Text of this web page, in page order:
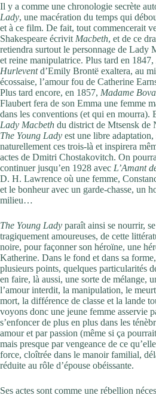
Il y a comme une chronologie secrète
Lady, une macération du temps qui
et à ce film. De fait, tout commencerait
Shakespeare écrivit Macbeth, et de ce
retiendra surtout le personnage de Lady
et reine manipulatrice. Plus tard en 1847,
Hurleventd’Emily Brontë exaltera, au
écossaise, l’amour fou de Catherine
Plus tard encore, en 1857, Madame
Flaubert fera de son Emma une femme
dans les conventions (et qui en mourra).
Lady Macbeth du district de Mtsensk
The Young Lady est une libre
naturellement ces trois-là et inspirera
actes de Dmitri Chostakovitch. On
continuer jusqu’en 1928 avec L’Amant
D. H. Lawrence où une femme,
et le bonheur avec un garde-chasse, un
milieu…
The Young Lady paraît ainsi se nourrir,
tragiquement amoureuses, de cette
noire, pour façonner son héroïne, une
Katherine. Dans le fond et dans sa
plusieurs points, quelques particularités
en faire, là aussi, une sorte de mélange,
l’amour interdit, la manipulation, le
mort, la différence de classe et la lande
voyons donc une jeune femme asservie
s’enfoncer de plus en plus dans les
amour et par passion (même si ça
mais presque par vengeance de ce
force, cloîtrée dans le manoir familial,
réduite au rôle d’épouse obéissante.
Ses actes sont comme une rébellion